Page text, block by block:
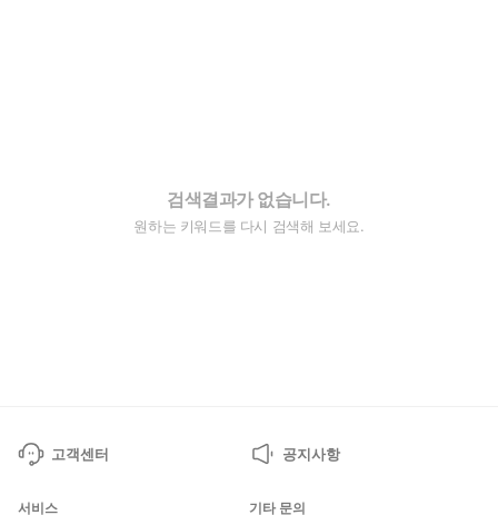
검색결과가 없습니다.
원하는 키워드를 다시 검색해 보세요.
고객센터 공지사항
서비스 기타 문의